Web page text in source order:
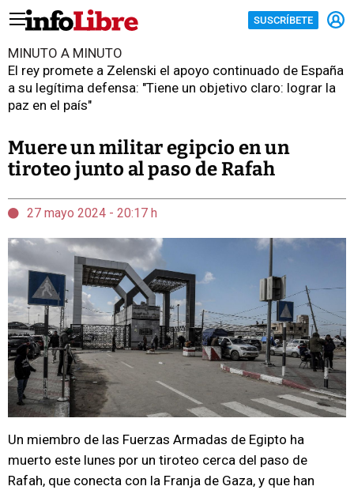
SUSCRÍBETE
MINUTO A MINUTO
El rey promete a Zelenski el apoyo continuado de España
a su legítima defensa: "Tiene un objetivo claro: lograr la
paz en el país"
Muere un militar egipcio en un
tiroteo junto al paso de Rafah
27 mayo 2024 - 20:17 h
Un miembro de las Fuerzas Armadas de Egipto ha
muerto este lunes por un tiroteo cerca del paso de
Rafah, que conecta con la Franja de Gaza, y que han